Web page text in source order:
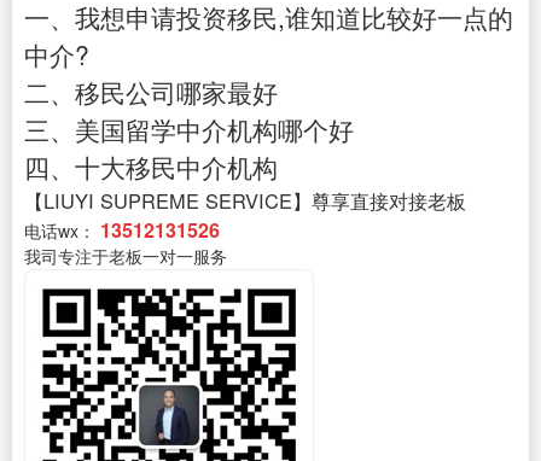
一、我想申请投资移民,谁知道比较好一点的
中介?
二、移民公司哪家最好
三、美国留学中介机构哪个好
四、十大移民中介机构
【LIUYI SUPREME SERVICE】尊享直接对接老板
电话wx： 13512131526
我司专注于老板一对一服务